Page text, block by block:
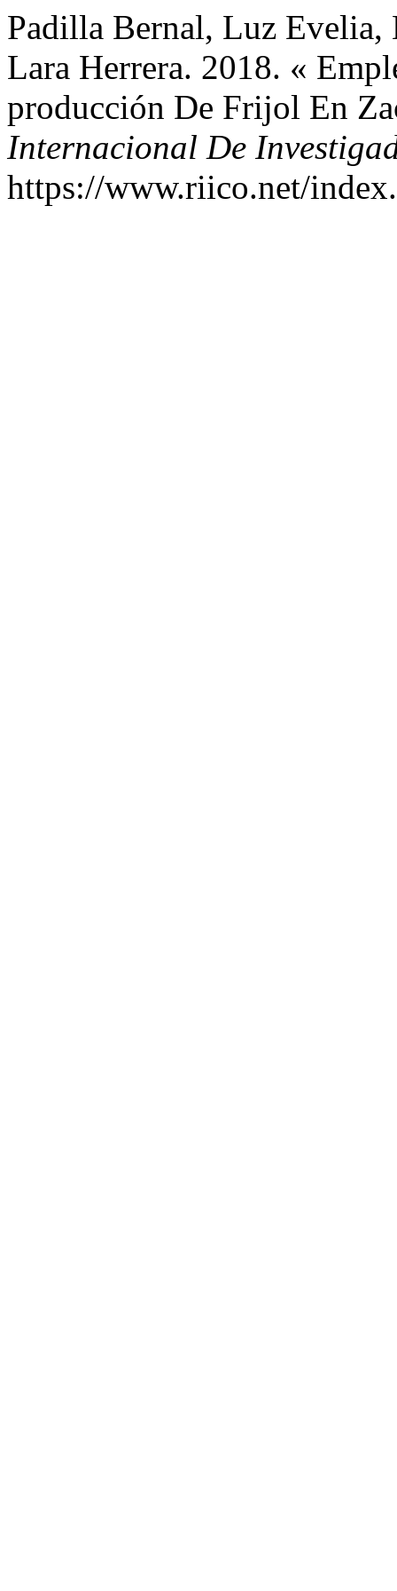
Padilla Bernal, Luz
Lara Herrera. 2018. «
producción De Frijol En
Internacional De
https://www.riico.net/